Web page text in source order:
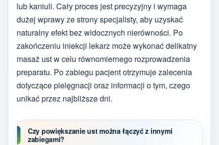
lub kaniuli. Cały proces jest precyzyjny i wymaga
dużej wprawy ze strony specjalisty, aby uzyskać
naturalny efekt bez widocznych nierówności. Po
zakończeniu iniekcji lekarz może wykonać delikatny
masaż ust w celu równomiernego rozprowadzenia
preparatu. Po zabiegu pacjent otrzymuje zalecenia
dotyczące pielęgnacji oraz informacji o tym, czego
unikać przez najbliższe dni.
Czy powiększanie ust można łączyć z innymi
zabiegami?